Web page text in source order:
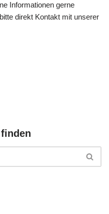
Informationen gerne
direkt Kontakt mit unserer